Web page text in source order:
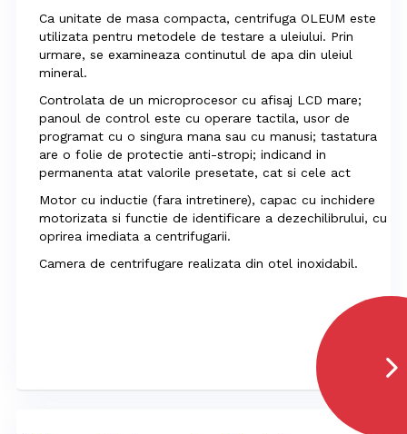
Ca unitate de masa compacta, centrifuga OLEUM este
utilizata pentru metodele de testare a uleiului. Prin
urmare, se examineaza continutul de apa din uleiul
mineral.
Controlata de un microprocesor cu afisaj LCD mare;
panoul de control este cu operare tactila, usor de
programat cu o singura mana sau cu manusi; tastatura
are o folie de protectie anti-stropi; indicand in
permanenta atat valorile presetate, cat si cele act
Motor cu inductie (fara intretinere), capac cu inchidere
motorizata si functie de identificare a dezechilibrului, cu
oprirea imediata a centrifugarii.
Camera de centrifugare realizata din otel inoxidabil.